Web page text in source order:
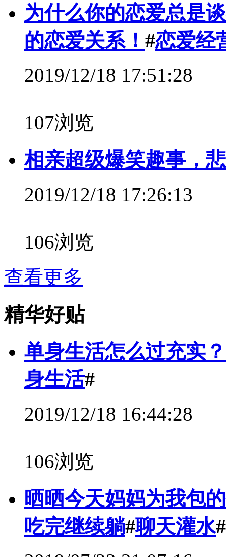
为什么你的恋爱总是
的恋爱关系！ #恋爱经
2019/12/18 17:51:28
107浏览
相亲超级爆笑趣事，
2019/12/18 17:26:13
106浏览
查看更多
精华好贴
单身生活怎么过充实
身生活#
2019/12/18 16:44:28
106浏览
晒晒今天妈妈为我包
吃完继续躺#聊天灌水#